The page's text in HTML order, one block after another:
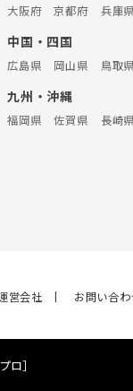
大阪府 京都府 兵庫県
中国・四国
広島県 岡山県 鳥取県
九州・沖縄
福岡県 佐賀県 長崎県
営会社 お問い合
］